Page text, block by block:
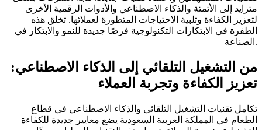
متزايد إلى الأتمتة والذكاء الاصطناعي والأدوات الرقمية الأخرى
لتعزيز الكفاءة وتلبية الاحتياجات المتطورة لعملائها. تخلق هذه
الطفرة في الابتكارات التكنولوجية فرصًا جديدة للنمو والابتكار في
الصناعة.
من التشغيل التلقائي إلى الذكاء الاصطناعي:
تعزيز الكفاءة وتجربة العملاء
تكامل تقنيات التشغيل التلقائي والذكاء الاصطناعي في قطاع
الطعام في المملكة العربية السعودية يضع معايير جديدة للكفاءة